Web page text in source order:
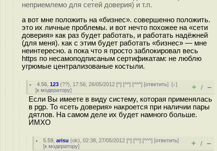
неприемлемо для сетей доверия) и т.п.
а вот мне положить на «бизнес». совершенно положить.
это их личные проблемы. и вот нечто похожее на «сети
доверия» как раз будет работать, и работать надёжней
(для меня). как с этим будет работать «бизнес» — мне
неинтересно. а пока что я просто заблокировал весь
https по несамоподписаным сертификатам: не люблю
угрюмые централизованые костыли.
4.56 ,123 (??), 17:56, 26/05/2012 [^] [^^] [^^^] [ответить][↓]
[к модератору] + / –
Если Вы имеете в виду систему, которая применялась
в pgp. То «сеть доверия» накроется при наличии пары
дятлов. На самом деле их будет намного больше.
ИМХО
5.59 ,arisu (ok), 02:38, 27/05/2012 [^] [^^] [^^^] [ответить]
[к модератору] + / –